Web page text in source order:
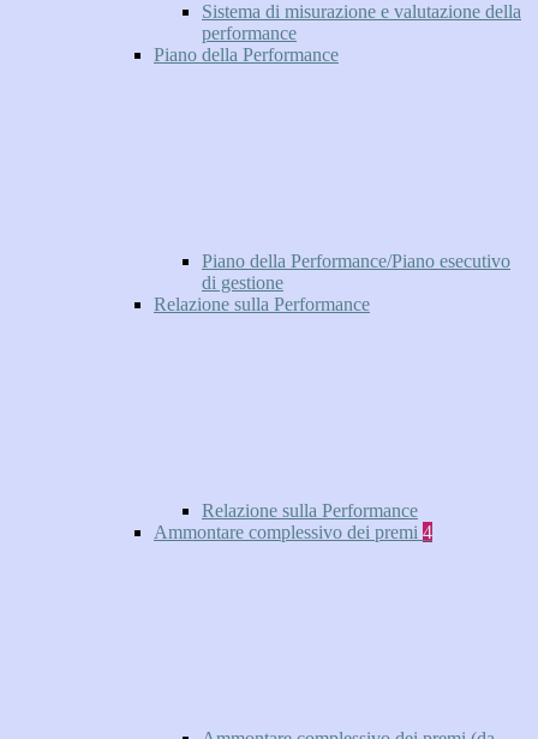
Sistema di misurazione e valutazione della
performance
Piano della Performance
Piano della Performance/Piano esecutivo
di gestione
Relazione sulla Performance
Relazione sulla Performance
Ammontare complessivo dei premi 4